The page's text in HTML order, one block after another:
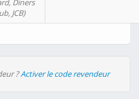
Diners
JCB)
?Activer le code revendeur